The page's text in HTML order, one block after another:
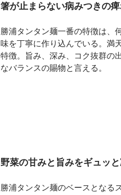
箸が止まらない病みつきの
勝浦タンタン麺一番の特徴は、
味を丁寧に作り込んでいる。満
特徴。旨み、深み、コク抜群の
なバランスの賜物と言える。
野菜の甘みと旨みをギュッ
勝浦タンタン麺のベースとなる